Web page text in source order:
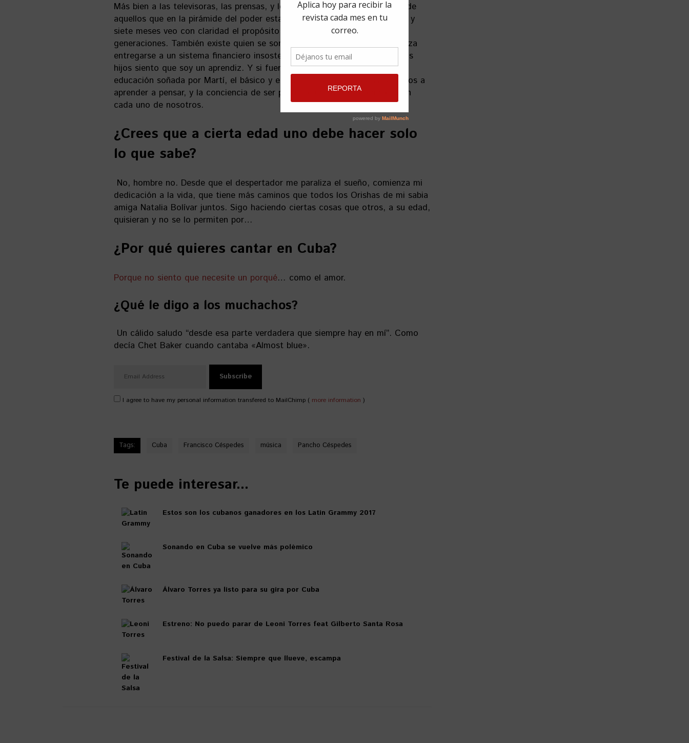
Más bien a las televisoras, las prensas, y los radios oficialistas al servicio de
aquellos que en la pirámide del poder establecen las reglas. A los 62 años y
siete meses veo con claridad el propósito de controlar a las nuevas
generaciones. También existe quien se somete por vocación y quien rechaza
entregarse a un sistema financiero insostenible. Por suerte, a través de mis
hijos siento que soy un aprendiz. Y si fuera apostador, apostaría por la
educación soñada por Martí, el básico y esencial fundamento de enseñarnos a
aprender a pensar, y la conciencia de ser parte de un todo que empieza en
cada uno de nosotros.
¿Crees que a cierta edad uno debe hacer solo
lo que sabe?
No, hombre no. Desde que el despertador me paraliza el sueño, comienza mi
dedicación a la vida, que tiene más caminos que todos los Orishas de mi sabia
amiga Natalia Bolívar juntos. Sigo haciendo ciertas cosas que otros, a su edad,
quisieran y no se lo permiten por…
¿Por qué quieres cantar en Cuba?
Porque no siento que necesite un porqué… como el amor.
¿Qué le digo a los muchachos?
Un cálido saludo “desde esa parte verdadera que siempre hay en mí”. Como
decía Chet Baker cuando cantaba «Almost blue».
I agree to have my personal information transfered to MailChimp ( more information )
Tags: Cuba Francisco Céspedes música Pancho Céspedes
Te puede interesar...
Estos son los cubanos ganadores en los Latin Grammy 2017
Sonando en Cuba se vuelve más polémico
Álvaro Torres ya listo para su gira por Cuba
Estreno: No puedo parar de Leoni Torres feat Gilberto Santa Rosa
Festival de la Salsa: Siempre que llueve, escampa